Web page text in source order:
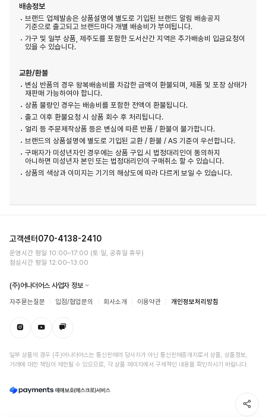
배송정보
브랜드 업체발송은 상품설명에 별도로 기입된 브랜드 알림 배송공지
기준으로 출고되고 브랜드마다 개별 배송비가 부여됩니다.
가구 및 일부 상품, 제주도를 포함한 도서산간 지역은 추가배송비 입금요청이
있을 수 있습니다.
교환/환불
변심 반품의 경우 왕복배송비를 차감한 금액이 환불되며, 제품 및 포장 상태가
재판매 가능하여야 합니다.
상품 불량인 경우는 배송비를 포함한 전액이 환불됩니다.
출고 이후 환불요청 시 상품 회수 후 처리됩니다.
얼리 등 주문제작상품 등은 변심에 따른 반품 / 환불이 불가합니다.
브랜드의 상품설명에 별도로 기입된 교환 / 환불 / AS 기준이 우선합니다.
구매자가 미성년자인 경우에는 상품 구입 시 법정대리인이 동의하지
아니하면 미성년자 본인 또는 법정대리인이 구매취소 할 수 있습니다.
상품의 색상과 이미지는 기기의 해상도에 따라 다르게 보일 수 있습니다.
고객센터070-4138-2410
운영시간 평일 10:00–17:00 (토·일, 공휴일 휴무)
점심시간 평일 12:00–13:00
(주)어나더어스 사업자 정보
자주묻는질문 입점/협업문의 회사소개 이용약관 개인정보처리방침
일부 상품의 경우 (주)어나더어스는 통신판매의 당사자가 아닌 통신판매중개자로서 상품, 상품정보,
거래에 대한 책임이 제한될 수 있으므로, 각 상품 페이지에서 구체적인 내용을 확인하시기 바랍니다.